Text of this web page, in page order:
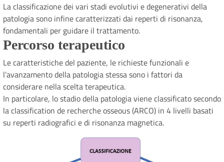
La classificazione dei vari stadi evolutivi e degenerativi della
patologia sono infine caratterizzati dai reperti di risonanza,
fondamentali per guidare il trattamento.
Percorso terapeutico
Le caratteristiche del paziente, le richieste funzionali e
l’avanzamento della patologia stessa sono i fattori da
considerare nella scelta terapeutica.
In particolare, lo stadio della patologia viene classificato secondo
la classification de recherche osseous (ARCO) in 4 livelli basati
su reperti radiografici e di risonanza magnetica.